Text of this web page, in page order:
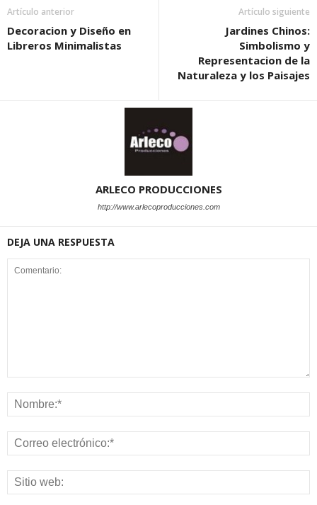
Artículo anterior
Decoracion y Diseño en
Libreros Minimalistas
Artículo siguiente
Jardines Chinos:
Simbolismo y
Representacion de la
Naturaleza y los Paisajes
ARLECO PRODUCCIONES
http://www.arlecoproducciones.com
DEJA UNA RESPUESTA